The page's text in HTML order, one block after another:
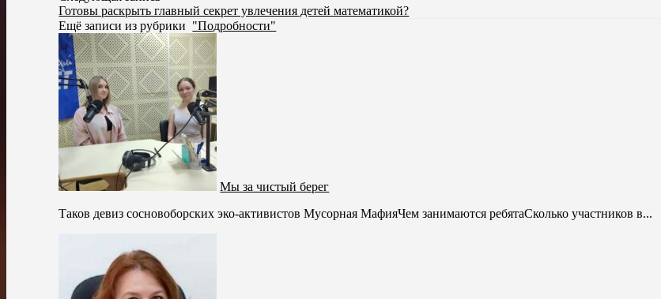
Готовы раскрыть главный секрет увлечения детей математикой?
Ещё записи из рубрики "Подробности"
Мы за чистый берег
Таков девиз сосновоборских эко-активистов Мусорная МафияЧем занимаются ребятаСколько участников в...